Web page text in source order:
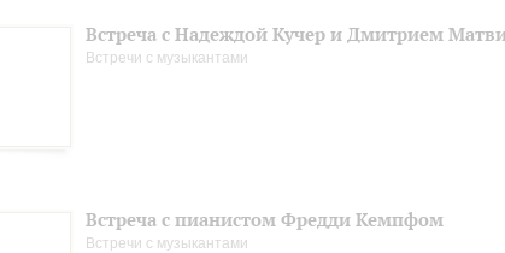
Встреча с Надеждой Кучер и Дмитрием
Встречи с музыкантами
Встреча с пианистом Фредди Кемпфом
Встречи с музыкантами